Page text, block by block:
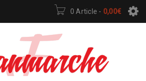
0 Article - 0,00€